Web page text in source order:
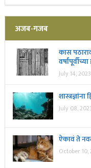
अजब-गजब
कास
July 14, 2023
July 08,
ऐकावं ते
October 10,